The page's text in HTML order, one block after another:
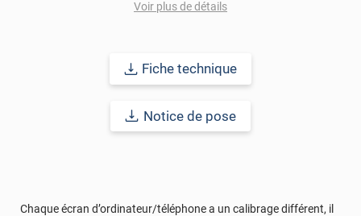
résistance à l’eau, à la saleté, à l’abrasion, aux UV et à l’usure.
revêtement peut être installé dans un lieu ouvert public.
écaillage, délamination et jaunissement)
Voir plus de détails
Fiche technique
Notice de pose
Chaque écran d’ordinateur/téléphone a un calibrage différent, il